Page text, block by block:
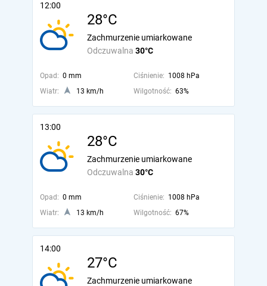
12:00
28°C
Odczuwalna 30°C
Zachmurzenie umiarkowane
Opad: 0 mm Ciśnienie: 1008 hPa
Wiatr:
13 km/h Wilgotność: 63%
13:00
28°C
Odczuwalna 30°C
Zachmurzenie umiarkowane
Opad: 0 mm Ciśnienie: 1008 hPa
Wiatr:
13 km/h Wilgotność: 67%
14:00
27°C
Zachmurzenie umiarkowane